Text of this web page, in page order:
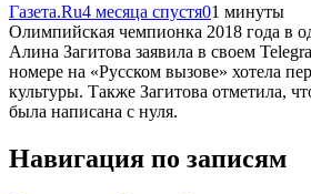
Газета.Ru4 месяца спустя01 минуты
Олимпийская чемпионка 2018 года в
Алина Загитова заявила в своем
номере на «Русском вызове» хотела
культуры. Также Загитова отметила,
была написана с нуля.
Навигация по записям